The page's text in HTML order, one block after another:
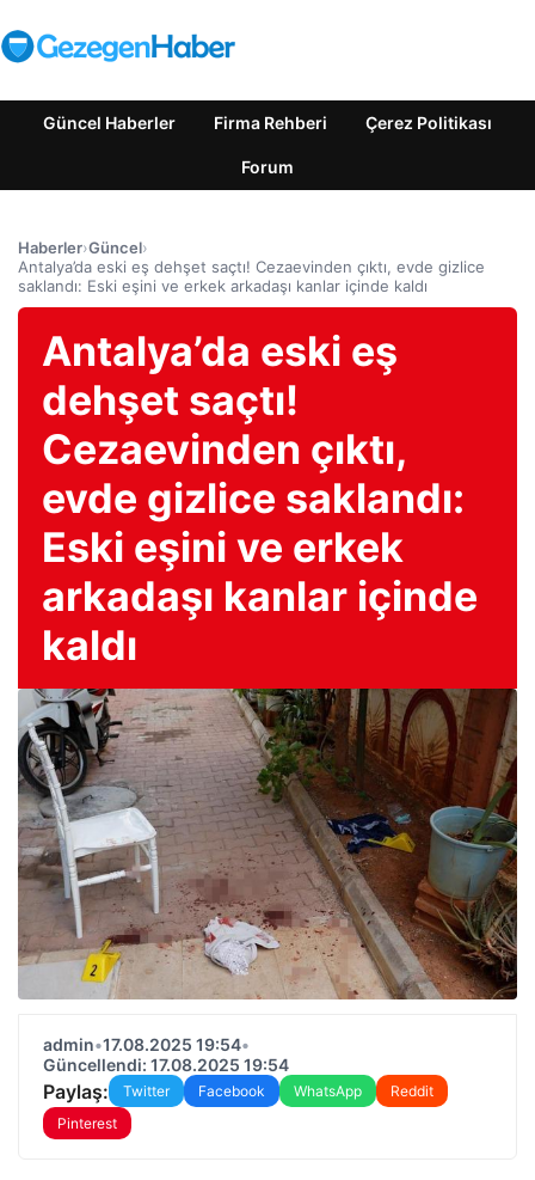
Güncel Haberler Firma Rehberi Çerez Politikası
Forum
Haberler›Güncel›
Antalya’da eski eş dehşet saçtı! Cezaevinden çıktı, evde gizlice
saklandı: Eski eşini ve erkek arkadaşı kanlar içinde kaldı
Antalya’da eski eş
dehşet saçtı!
Cezaevinden çıktı,
evde gizlice saklandı:
Eski eşini ve erkek
arkadaşı kanlar içinde
kaldı
admin•17.08.2025 19:54•
Güncellendi: 17.08.2025 19:54
Paylaş: Twitter Facebook WhatsApp
Reddit
Pinterest